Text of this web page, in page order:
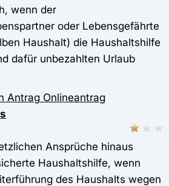
wenn der
oder Lebensgefährte
Haushalt) die Haushaltshilfe
dafür unbezahlten Urlaub
Antrag Onlineantrag
Ansprüche hinaus
Haushaltshilfe, wenn
des Haushalts wegen